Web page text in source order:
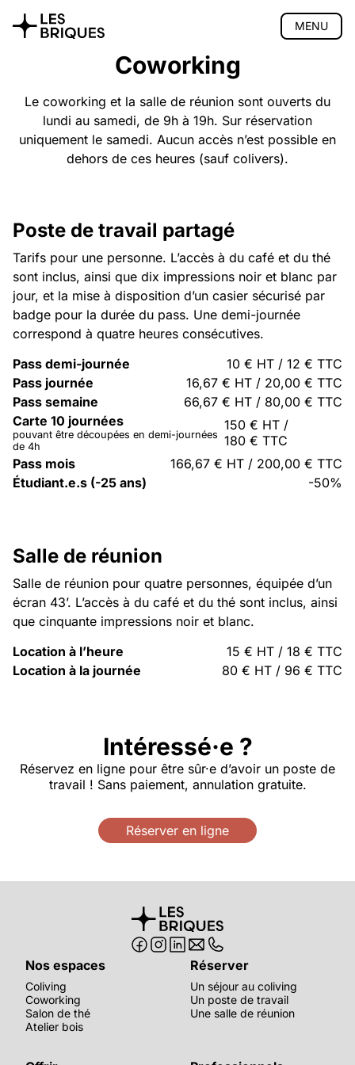
MENU
Coworking
Présentation
Salle de réunion
Évènements pro
Réserver
Salon de thé
Atelier bois
Privatisation
🇬🇧 English version
Coworking
Le coworking et la salle de réunion sont ouverts du
lundi au samedi, de 9h à 19h. Sur réservation
uniquement le samedi. Aucun accès n’est possible en
dehors de ces heures (sauf colivers).
Poste de travail partagé
Tarifs pour une personne. L’accès à du café et du thé
sont inclus, ainsi que dix impressions noir et blanc par
jour, et la mise à disposition d’un casier sécurisé par
badge pour la durée du pass. Une demi-journée
correspond à quatre heures consécutives.
Pass demi-journée
10 € HT / 12 € TTC
Pass journée
16,67 € HT / 20,00 € TTC
Pass semaine
66,67 € HT / 80,00 € TTC
Carte 10 journées
pouvant être découpées en demi-journées
de 4h
150 € HT /
180 € TTC
Pass mois
166,67 € HT / 200,00 € TTC
Étudiant.e.s (-25 ans)
-50%
Salle de réunion
Salle de réunion pour quatre personnes, équipée d’un
écran 43’. L’accès à du café et du thé sont inclus, ainsi
que cinquante impressions noir et blanc.
Location à l’heure
15 € HT / 18 € TTC
Location à la journée
80 € HT / 96 € TTC
Intéressé·e ?
Réservez en ligne pour être sûr·e d’avoir un poste de
travail ! Sans paiement, annulation gratuite.
Réserver en ligne
Nos espaces
Coliving
Coworking
Salon de thé
Atelier bois
Réserver
Un séjour au coliving
Un poste de travail
Une salle de réunion